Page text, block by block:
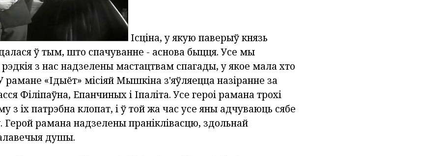
Ісціна, у якую паверыў князь
ў тым, што спачуванне - аснова быцця. Усе мы
з нас надзелены мастацтвам спагады, у якое мала хто
рамане «Ідыёт» місіяй Мышкіна з'яўляецца назіранне за
Філіпаўна, Епанчиных і Іпаліта. Усе героі рамана трохі
з іх патрэбна клопат, і ў той жа час усе яны адчуваюць сябе
Герой рамана надзелены праніклівасцю, здольнай
душы.